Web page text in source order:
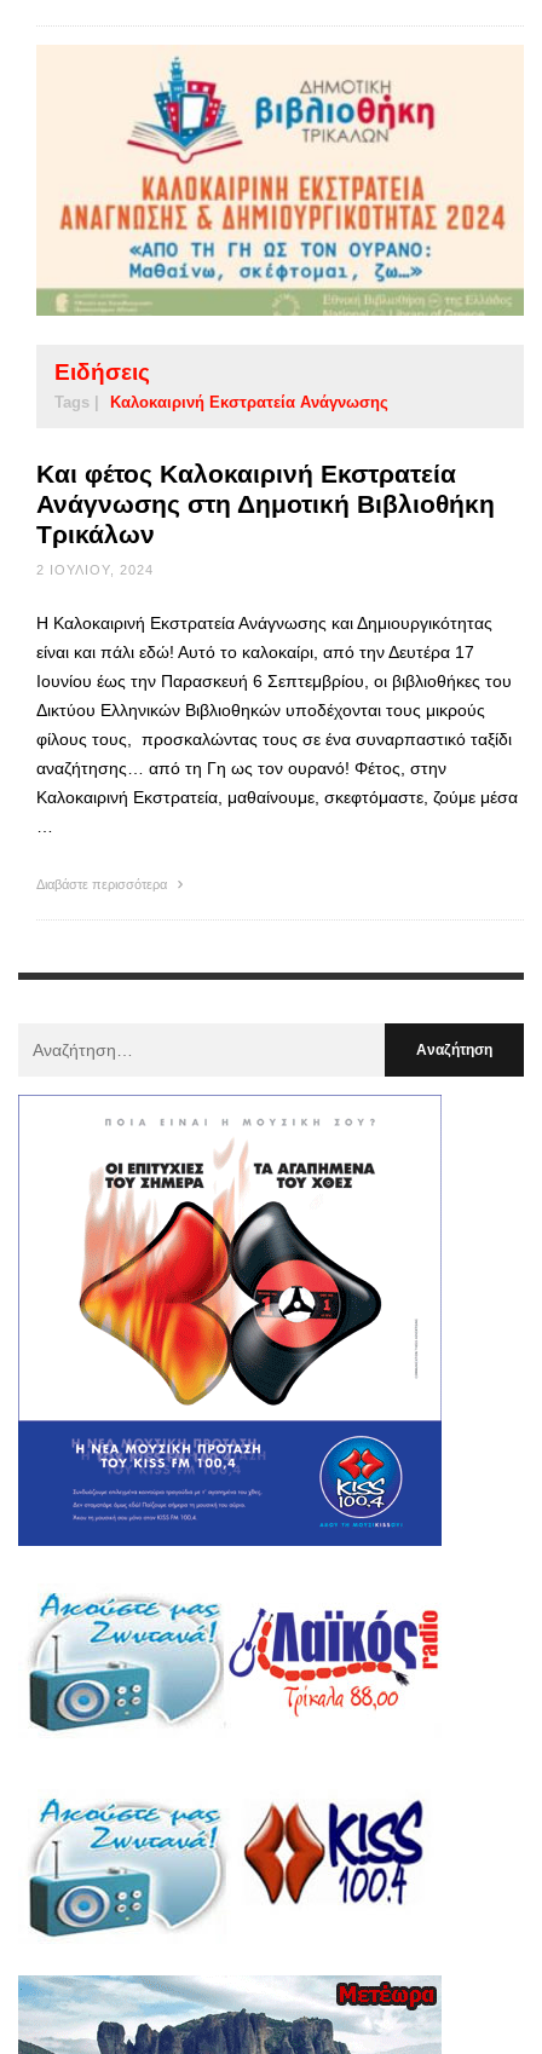
Ειδήσεις
Tags | Καλοκαιρινή Εκστρατεία Ανάγνωσης
Και φέτος Καλοκαιρινή Εκστρατεία
Ανάγνωσης στη Δημοτική Βιβλιοθήκη
Τρικάλων
2 ΙΟΥΛΊΟΥ, 2024
Η Καλοκαιρινή Εκστρατεία Ανάγνωσης και Δημιουργικότητας
είναι και πάλι εδώ! Αυτό το καλοκαίρι, από την Δευτέρα 17
Ιουνίου έως την Παρασκευή 6 Σεπτεμβρίου, οι βιβλιοθήκες του
Δικτύου Ελληνικών Βιβλιοθηκών υποδέχονται τους μικρούς
φίλους τους, προσκαλώντας τους σε ένα συναρπαστικό ταξίδι
αναζήτησης… από τη Γη ως τον ουρανό! Φέτος, στην
Καλοκαιρινή Εκστρατεία, μαθαίνουμε, σκεφτόμαστε, ζούμε μέσα
Διαβάστε περισσότερα
: